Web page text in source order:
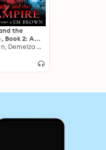
the
Book 2: A
Em Brown, Demelza Brown